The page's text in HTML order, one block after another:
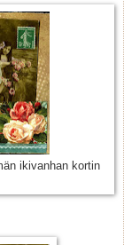
ikivanhan kortin